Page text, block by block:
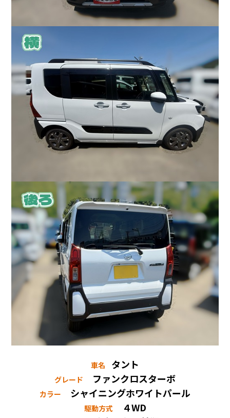
車名 タント
グレード ファンクロスターボ
カラー シャイニングホワイトパール
駆動方式４WD